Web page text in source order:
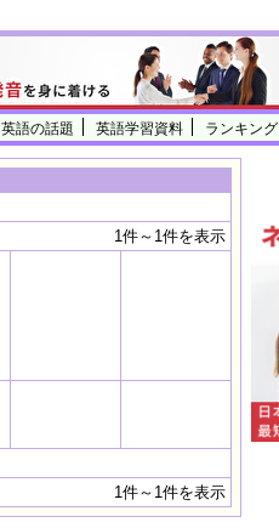
英語の話題 英語学習資料 ランキング
1件～1件を表示
1件～1件を表示